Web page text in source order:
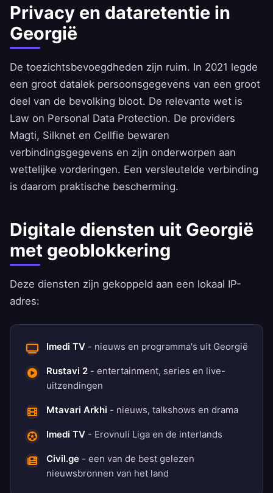
Privacy en dataretentie in
Georgië
De toezichtsbevoegdheden zijn ruim. In 2021 legde
een groot datalek persoonsgegevens van een groot
deel van de bevolking bloot. De relevante wet is
Law on Personal Data Protection. De providers
Magti, Silknet en Cellfie bewaren
verbindingsgegevens en zijn onderworpen aan
wettelijke vorderingen. Een versleutelde verbinding
is daarom praktische bescherming.
Digitale diensten uit Georgië
met geoblokkering
Deze diensten zijn gekoppeld aan een lokaal IP-
adres:
Imedi TV - nieuws en programma's uit Georgië
Rustavi 2 - entertainment, series en live-
uitzendingen
Mtavari Arkhi - nieuws, talkshows en drama
Imedi TV - Erovnuli Liga en de interlands
Civil.ge - een van de best gelezen
nieuwsbronnen van het land